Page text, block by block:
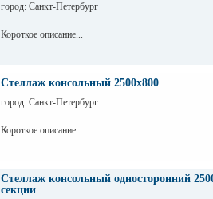
город: Санкт-Петербург
Короткое описание...
Стеллаж консольный 2500х800
город: Санкт-Петербург
Короткое описание...
Стеллаж консольный односторонний
секции